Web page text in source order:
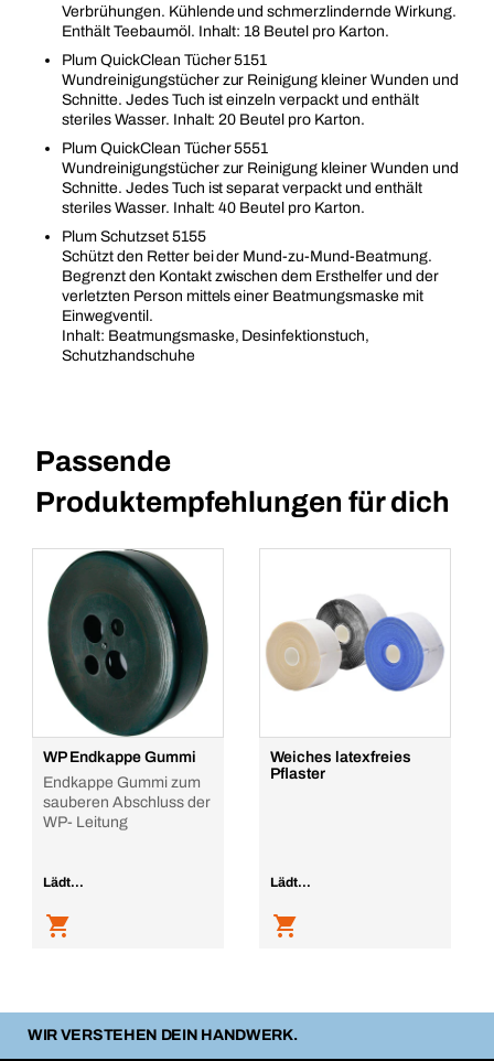
Verbrühungen. Kühlende und schmerzlindernde Wirkung.
Enthält Teebaumöl. Inhalt: 18 Beutel pro Karton.
Plum QuickClean Tücher 5151
Wundreinigungstücher zur Reinigung kleiner Wunden und
Schnitte. Jedes Tuch ist einzeln verpackt und enthält
steriles Wasser. Inhalt: 20 Beutel pro Karton.
Plum QuickClean Tücher 5551
Wundreinigungstücher zur Reinigung kleiner Wunden und
Schnitte. Jedes Tuch ist separat verpackt und enthält
steriles Wasser. Inhalt: 40 Beutel pro Karton.
Plum Schutzset 5155
Schützt den Retter bei der Mund-zu-Mund-Beatmung.
Begrenzt den Kontakt zwischen dem Ersthelfer und der
verletzten Person mittels einer Beatmungsmaske mit
Einwegventil.
Inhalt: Beatmungsmaske, Desinfektionstuch,
Schutzhandschuhe
Passende
Produktempfehlungen für dich
WP Endkappe Gummi
Endkappe Gummi zum
sauberen Abschluss der
WP- Leitung
Lädt...
Weiches latexfreies
Pflaster
Lädt...
WIR VERSTEHEN DEIN HANDWERK.